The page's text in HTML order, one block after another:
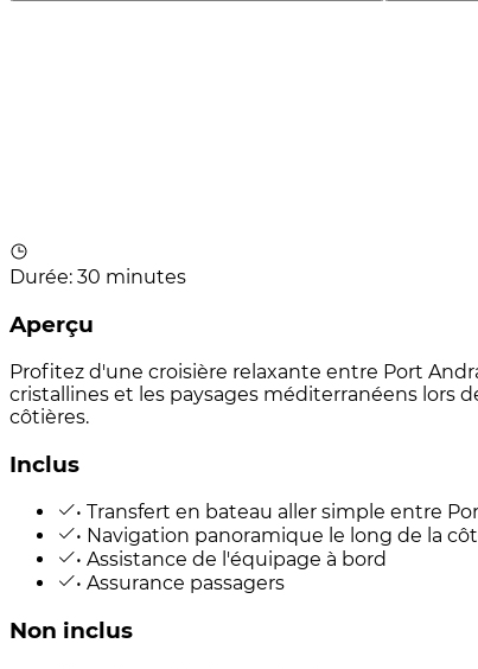
Durée: 30 minutes
Aperçu
Profitez d'une croisière relaxante entre Port
cristallines et les paysages méditerranéens lors
côtières.
Inclus
• Transfert en bateau aller simple entre
• Navigation panoramique le long de la
• Assistance de l'équipage à bord
• Assurance passagers
Non inclus